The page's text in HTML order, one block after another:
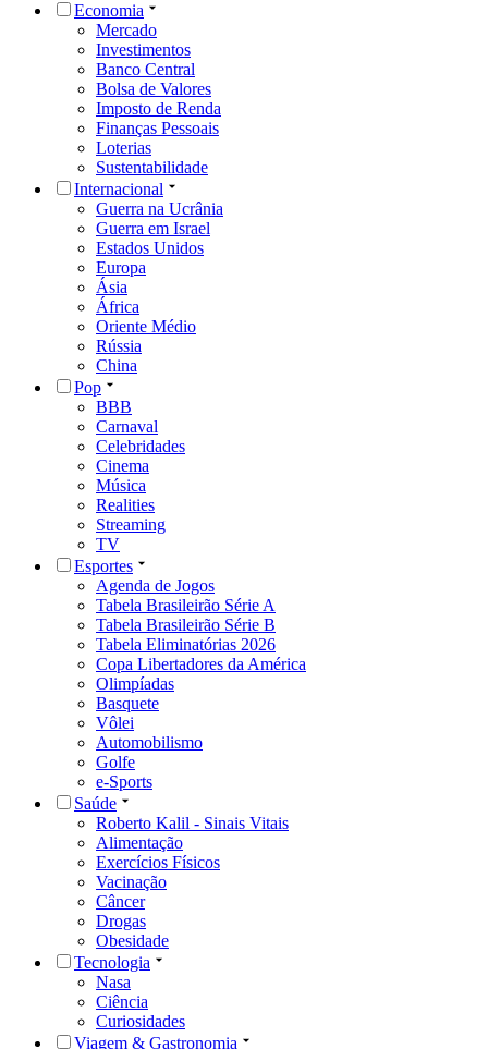
Economia
Mercado
Investimentos
Banco Central
Bolsa de Valores
Imposto de Renda
Finanças Pessoais
Loterias
Sustentabilidade
Internacional
Guerra na Ucrânia
Guerra em Israel
Estados Unidos
Europa
Ásia
África
Oriente Médio
Rússia
China
Pop
BBB
Carnaval
Celebridades
Cinema
Música
Realities
Streaming
TV
Esportes
Agenda de Jogos
Tabela Brasileirão Série A
Tabela Brasileirão Série B
Tabela Eliminatórias 2026
Copa Libertadores da América
Olimpíadas
Basquete
Vôlei
Automobilismo
Golfe
e-Sports
Saúde
Roberto Kalil - Sinais Vitais
Alimentação
Exercícios Físicos
Vacinação
Câncer
Drogas
Obesidade
Tecnologia
Nasa
Ciência
Curiosidades
Viagem & Gastronomia